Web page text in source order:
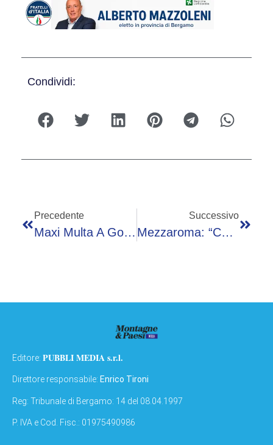
Condividi:
Precedente
Maxi Multa A Google: La Corte Di Giustizia Ue Conferma La Sanzione Da 4,1 Miliardi
Successivo
Mezzaroma: “Con Sport Illumina 85 Playground Gratuiti In Tutta Italia”
Editore: PUBBLI MEDIA s.r.l.
Direttore responsabile: Enrico Tironi
Reg: Tribunale di Bergamo: 14 del 08.04.1997
P. IVA e Cod. Fisc.: 01975490986